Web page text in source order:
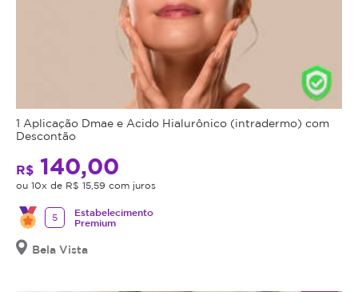
1 Aplicação Dmae e Acido Hialurônico (intradermo) com
Descontão
R$ 140,00
ou 10x de R$ 15,59 com juros
5
Estabelecimento
Premium
Bela Vista